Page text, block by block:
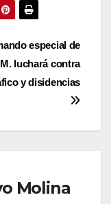
especial de
luchará contra
y disidencias
Molina